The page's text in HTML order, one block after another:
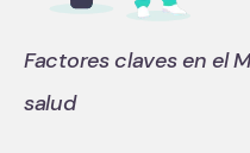
Factores claves en el
salud